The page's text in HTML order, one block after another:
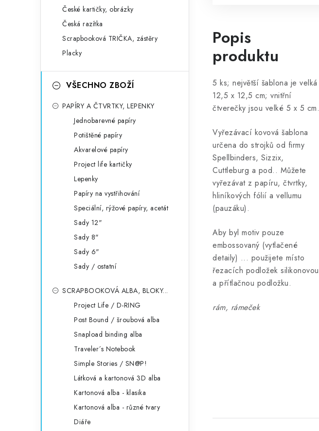
České kartičky, obrázky
Česká razítka
Scrapbooková TRIČKA, zástěry
Placky
VŠECHNO ZBOŽÍ
PAPÍRY A ČTVRTKY, LEPENKY
Jednobarevné papíry
Potištěné papíry
Akvarelové papíry
Project life kartičky
Lepenky
Papíry na vystřihování
Speciální, rýžové papíry, acetát
Sady 12"
Sady 8"
Sady 6"
Sady / ostatní
SCRAPBOOKOVÁ ALBA, BLOKY...
Project Life / D-RING
Post Bound / šroubová alba
Snapload binding alba
Traveler´s Notebook
Simple Stories / SN@P!
Látková a kartonová 3D alba
Kartonová alba - klasika
Kartonová alba - různé tvary
Diáře
Popis
produktu
5 ks; největší šablona je velká
12,5 x 12,5 cm; vnitřní
čtverečky jsou velké 5 x 5 cm.
Vyřezávací kovová šablona
určena do strojků od firmy
Spellbinders, Sizzix,
Cuttleburg a pod.. Můžete
vyřezávat z papíru, čtvrtky,
hliníkových fólií a vellumu
(pauzáku).
Aby byl motiv pouze
embossovaný (vytlačené
detaily) ... použijete místo
řezacích podložek silikonovou
a přítlačnou podložku.
rám, rámeček